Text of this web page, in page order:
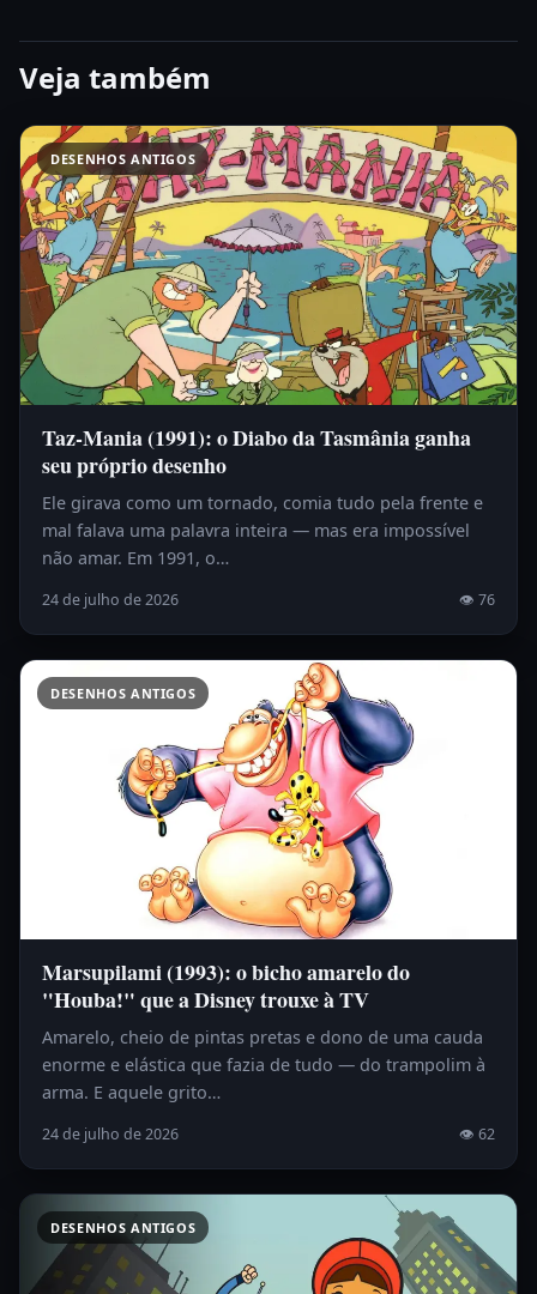
Veja também
DESENHOS ANTIGOS
Taz-Mania (1991): o Diabo da Tasmânia ganha
seu próprio desenho
Ele girava como um tornado, comia tudo pela frente e
mal falava uma palavra inteira — mas era impossível
não amar. Em 1991, o…
24 de julho de 2026 👁 76
DESENHOS ANTIGOS
Marsupilami (1993): o bicho amarelo do
"Houba!" que a Disney trouxe à TV
Amarelo, cheio de pintas pretas e dono de uma cauda
enorme e elástica que fazia de tudo — do trampolim à
arma. E aquele grito…
24 de julho de 2026 👁 62
DESENHOS ANTIGOS